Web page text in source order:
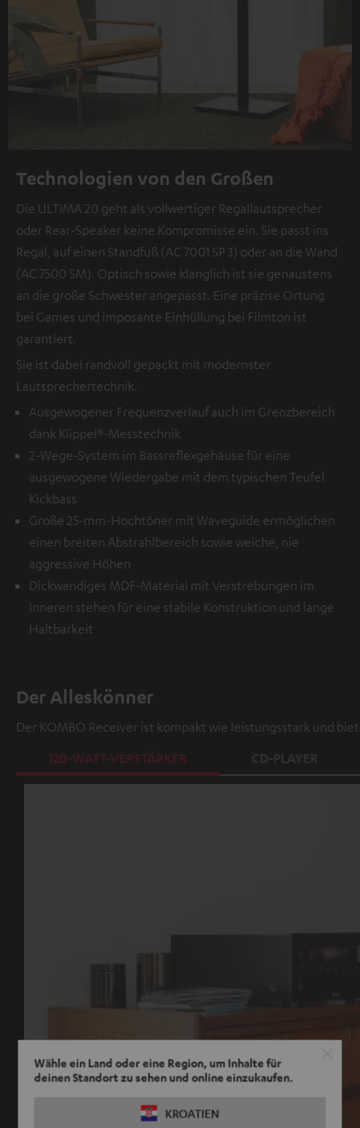
Wähle ein Land oder eine Region, um Inhalte für
deinen Standort zu sehen und online einzukaufen.
KROATIEN
Technologien von den Großen
Die ULTIMA 20 geht als vollwertiger Regallautsprecher
oder Rear-Speaker keine Kompromisse ein. Sie passt ins
Regal, auf einen Standfuß (AC 7001 SP 3) oder an die Wand
(AC 7500 SM). Optisch sowie klanglich ist sie genaustens
an die große Schwester angepasst. Eine präzise Ortung
bei Games und imposante Einhüllung bei Filmton ist
garantiert.
Sie ist dabei randvoll gepackt mit modernster
Lautsprechertechnik.
Ausgewogener Frequenzverlauf auch im Grenzbereich
dank Klippel®-Messtechnik
2-Wege-System im Bassreflexgehäuse für eine
ausgewogene Wiedergabe mit dem typischen Teufel
Kickbass
Große 25-mm-Hochtöner mit Waveguide ermöglichen
einen breiten Abstrahlbereich sowie weiche, nie
aggressive Höhen
Dickwandiges MDF-Material mit Verstrebungen im
Inneren stehen für eine stabile Konstruktion und lange
Haltbarkeit
Der Alleskönner
Der KOMBO Receiver ist kompakt wie leistungsstark und
120-WATT-VERSTÄRKER